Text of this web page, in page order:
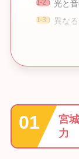
光と
異な
宮
力